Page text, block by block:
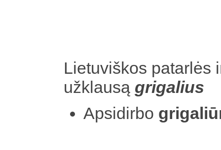
Lietuviškos patarlės
užklausą grigalius
Apsidirbo